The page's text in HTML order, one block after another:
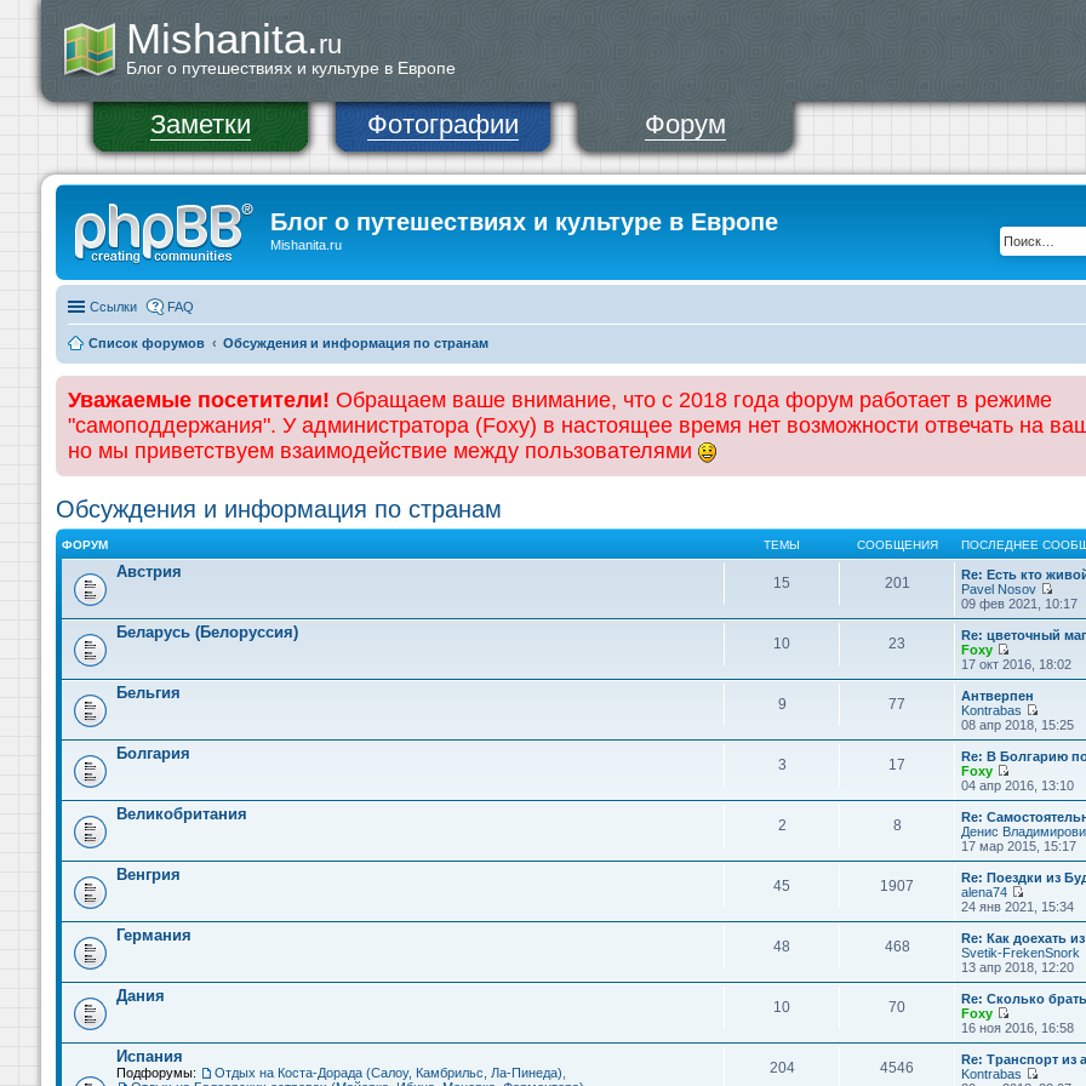
Mishanita.ru
Блог о путешествиях и культуре в Европе
Заметки Фотографии Форум
Блог о путешествиях и культуре в Европе
Mishanita.ru
Ссылки FAQ
Список форумов Обсуждения и информация по странам
Уважаемые посетители! Обращаем ваше внимание, что с 2018 года форум работает в режиме
"самоподдержания". У администратора (Foxy) в настоящее время нет возможности отвечать на
но мы приветствуем взаимодействие между пользователями
Обсуждения и информация по странам
ФОРУМ ТЕМЫ СООБЩЕНИЯ ПОСЛЕДНЕЕ
Австрия
15 201
Re: Есть кто
Pavel Nosov
П
е
р
е
й
т
п
о
л
д
н
е
м
у
с
о
б
щ
е
н
и
ю
09 фев 2021, 10:17
Беларусь (Белоруссия)
10 23
Re: цветочный
Foxy
П
е
р
е
й
т
к
п
о
л
е
д
н
е
м
у
с
о
о
б
щ
е
и
ю
17 окт 2016, 18:02
Бельгия
9 77
Антверпен
Kontrabas
П
е
р
е
й
т
к
п
о
л
д
н
е
м
у
с
о
б
щ
е
н
08 апр 2018, 15:25
Болгария
3 17
Re: В Болгарию
Foxy
П
е
р
е
й
т
к
п
о
л
е
д
н
е
у
с
о
о
04 апр 2016, 13:10
Великобритания
2 8
Re:
Денис
17 мар 2015, 15:17
Венгрия
45 1907
Re: Поездки из
alena74
П
е
р
е
й
т
к
п
о
л
е
24 янв 2021, 15:34
Германия
48 468
Re: Как доехать
Svetik-FrekenSnork
13 апр 2018, 12:20
Дания
10 70
Re: Сколько
Foxy
П
е
р
е
й
16 ноя 2016, 16:58
Испания
Подфорумы: Отдых на Коста-Дорада (Салоу, Камбрильс, Ла-Пинеда) 204 4546
Re: Транспорт из
Kontrabas